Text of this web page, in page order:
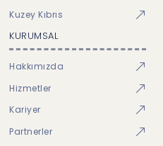
Kuzey Kıbrıs
KURUMSAL
Hakkımızda
Hizmetler
Kariyer
Partnerler